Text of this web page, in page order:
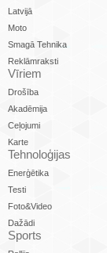
Latvijā
Moto
Smagā Tehnika
Reklāmraksti
Vīriem
Drošība
Akadēmija
Ceļojumi
Karte
Tehnoloģijas
Enerģētika
Testi
Foto&Video
Dažādi
Sports